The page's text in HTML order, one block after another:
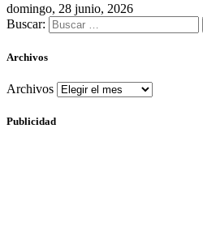
domingo, 28 junio, 2026
Buscar:
Archivos
Archivos
Publicidad